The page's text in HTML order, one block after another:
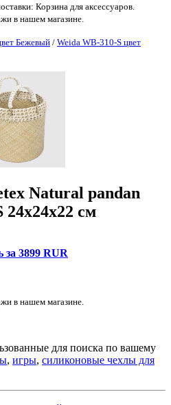
Корзина для аксессуаров.
в нашем магазине.
Бежевый / Weida WB-310-S цвет
Natural pandan
24х24х22 см
за 3899 RUR
в нашем магазине.
для поиска по вашему
, игры, силиконовые чехлы для